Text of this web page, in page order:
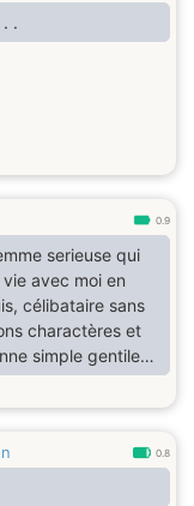
salut tt le monde . .
0.9
serieuse qui
avec moi en
célibataire sans
charactères et
gentile
toi de découvrir le
un bon homme
cela est un
car je ne parle
0.8